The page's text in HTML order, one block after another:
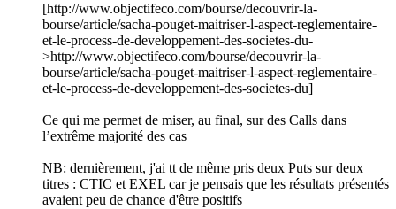
[http://www.objectifeco.com/bourse/decouvrir-la-
bourse/article/sacha-pouget-maitriser-l-aspect-reglementaire-
et-le-process-de-developpement-des-societes-du-
>http://www.objectifeco.com/bourse/decouvrir-la-
bourse/article/sacha-pouget-maitriser-l-aspect-reglementaire-
et-le-process-de-developpement-des-societes-du]
Ce qui me permet de miser, au final, sur des Calls dans
l’extrême majorité des cas
NB: dernièrement, j'ai tt de même pris deux Puts sur deux
titres : CTIC et EXEL car je pensais que les résultats présentés
avaient peu de chance d'être positifs